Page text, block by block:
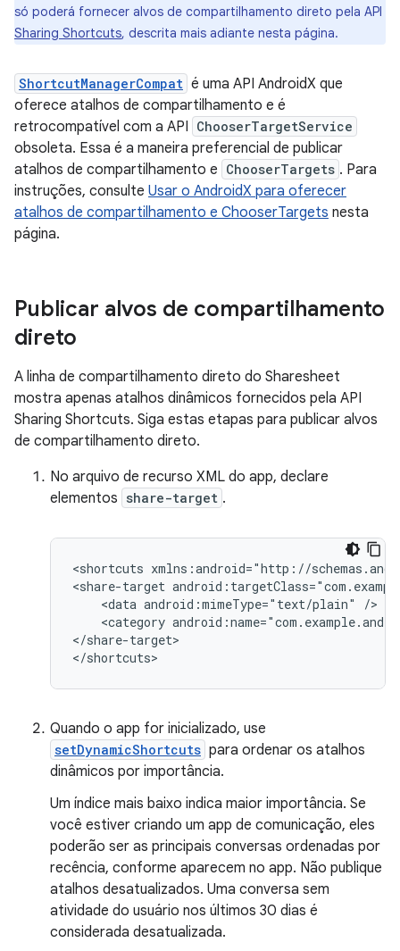
só poderá fornecer alvos de compartilhamento direto pela API
Sharing Shortcuts, descrita mais adiante nesta página.
ShortcutManagerCompat é uma API AndroidX que
oferece atalhos de compartilhamento e é
retrocompatível com a API ChooserTargetService
obsoleta. Essa é a maneira preferencial de publicar
atalhos de compartilhamento e ChooserTargets . Para
instruções, consulte Usar o AndroidX para oferecer
atalhos de compartilhamento e ChooserTargets nesta
página.
Publicar alvos de compartilhamento
direto
A linha de compartilhamento direto do Sharesheet
mostra apenas atalhos dinâmicos fornecidos pela API
Sharing Shortcuts. Siga estas etapas para publicar alvos
de compartilhamento direto.
No arquivo de recurso XML do app, declare
elementos share-target .
<shortcuts xmlns:android="http://
<share-target
<data android:mimeType="text/plain"
<category
</share-target>
Quando o app for inicializado, use
setDynamicShortcuts para ordenar os atalhos
dinâmicos por importância.
Um índice mais baixo indica maior importância. Se
você estiver criando um app de comunicação, eles
poderão ser as principais conversas ordenadas por
recência, conforme aparecem no app. Não publique
atalhos desatualizados. Uma conversa sem
atividade do usuário nos últimos 30 dias é
considerada desatualizada.